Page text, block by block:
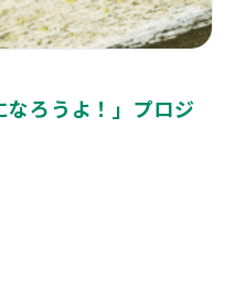
なろうよ！」プロジ